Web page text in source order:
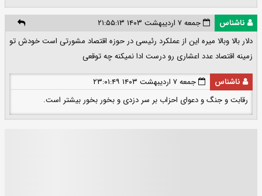
ناشناس
جمعه ۷ اردیبهشت ۱۴۰۳ ۲۱:۵۵:۱۳
دلار بالا وبالا میره این از عملکرد رئیسی در حوزه اقتصاد مشورتی است خودش تو
زمینه اقتصاد عدد اعشاری رو درست ادا نمیکنه چه توقعی
ناشناس
جمعه ۷ اردیبهشت ۱۴۰۳ ۲۳:۰۱:۴۹
رقابت و جنگ و دعوای احزاب بر سر دزدی و بخور بخور بیشتر است.